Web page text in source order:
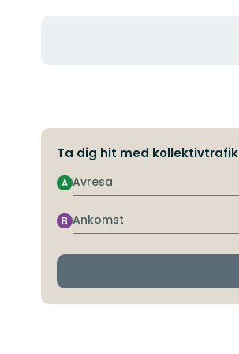
Ta dig hit med kollektivtrafik
Avresa
A
Ankomst
B